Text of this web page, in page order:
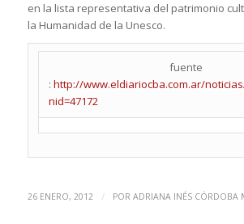
en la lista representativa del patrimonio
la Humanidad de la Unesco.
fuente
:http://www.eldiariocba.com.ar/
nid=47172
26 ENERO, 2012 / POR ADRIANA INÉS CÓRDOBA